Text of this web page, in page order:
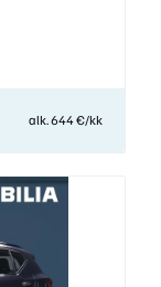
alk. 644 €/kk